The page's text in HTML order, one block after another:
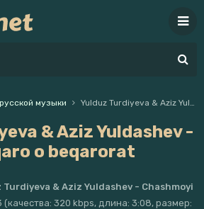
музыки Yulduz Turdiyeva & Aziz Yuldashev - Chashmoyi qaro o beqarorat
& Aziz Yuldashev -
o beqarorat
& Aziz Yuldashev - Chashmoyi
(качества: 320 kbps, длина: 3:08, размер: